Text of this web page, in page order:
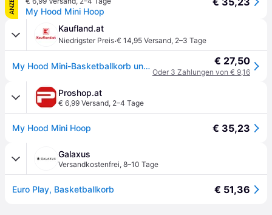
My Hood Mini Hoop
Kaufland.at
Niedrigster Preis·€ 14,95 Versand, 2–3 Tage
My Hood Mini-Basketballkorb und Ballset 304000 € 27,50
Oder 3 Zahlungen von € 9,16
Proshop.at
€ 6,99 Versand, 2–4 Tage
My Hood Mini Hoop € 35,23
Galaxus
Versandkostenfrei, 8–10 Tage
Euro Play, Basketballkorb € 51,36